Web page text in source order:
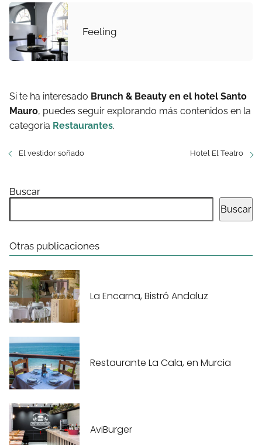
Feeling
Si te ha interesado Brunch & Beauty en el hotel Santo
Mauro, puedes seguir explorando más contenidos en la
categoría Restaurantes.
El vestidor soñado Hotel El Teatro
Buscar
Buscar
Otras publicaciones
La Encarna, Bistró Andaluz
Restaurante La Cala, en Murcia
AviBurger